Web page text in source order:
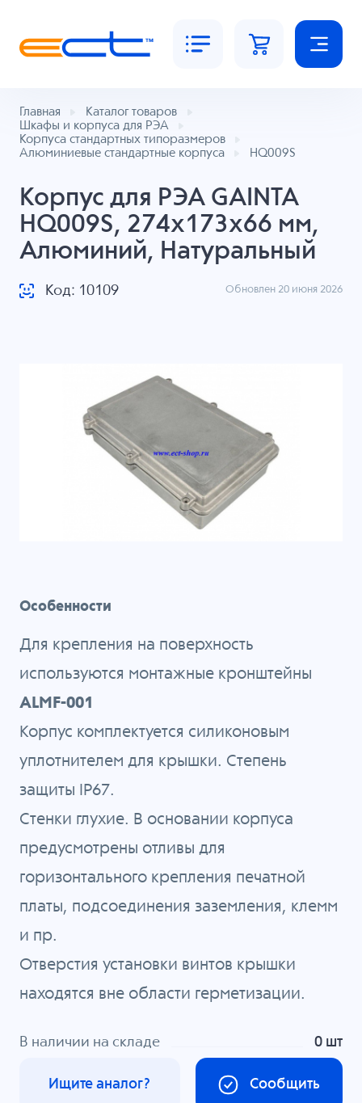
Главная
Каталог товаров
Шкафы и корпуса для РЭА
Корпуса стандартных типоразмеров
Алюминиевые стандартные корпуса
HQ009S
Корпус для РЭА GAINTA
HQ009S, 274x173x66 мм,
Алюминий, Натуральный
Код: 10109 Обновлен 20 июня 2026
Особенности
Для крепления на поверхность
используются монтажные кронштейны
ALMF-001
Корпус комплектуется силиконовым
уплотнителем для крышки. Степень
защиты IP67.
Стенки глухие. В основании корпуса
предусмотрены отливы для
горизонтального крепления печатной
платы, подсоединения заземления, клемм
и пр.
Отверстия установки винтов крышки
находятся вне области герметизации.
В наличии на складе 0 шт
Сообщить
Ищите аналог?